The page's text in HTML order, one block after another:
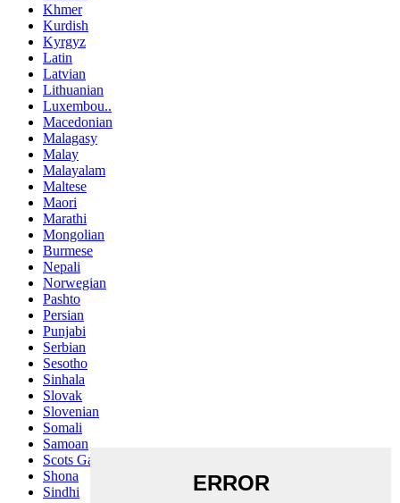
Khmer
Kurdish
Kyrgyz
Latin
Latvian
Lithuanian
Luxembou..
Macedonian
Malagasy
Malay
Malayalam
Maltese
Maori
Marathi
Mongolian
Burmese
Nepali
Norwegian
Pashto
Persian
Punjabi
Serbian
Sesotho
Sinhala
Slovak
Slovenian
Somali
Samoan
Scots Gaelic
Shona
Sindhi